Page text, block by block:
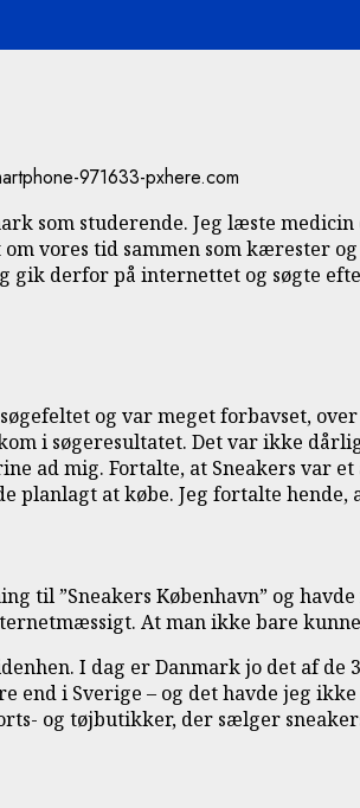
som studerende. Jeg læste
vores tid sammen som kærester
gik derfor på internettet og søgte
og var meget forbavset,
i søgeresultatet. Det var ikke
ad mig. Fortalte, at Sneakers var
planlagt at købe. Jeg fortalte hende,
til ”Sneakers København” og
At man ikke bare
I dag er Danmark jo det af
i Sverige – og det havde jeg
og tøjbutikker, der sælger